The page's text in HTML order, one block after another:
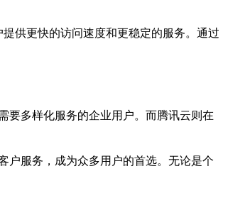
供更快的访问速度和更稳定的服务。通过
要多样化服务的企业用户。而腾讯云则在
户服务，成为众多用户的首选。无论是个